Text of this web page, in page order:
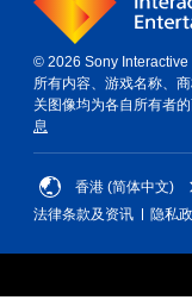
© 2026 Sony
所有内容、游戏名称、
关图像均为各自所有者
息
香港 (简体中文)
法律条款及资讯
隐私